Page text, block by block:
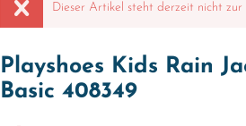
Dieser Artikel steht derzeit nicht zur
Playshoes Kids Rain
Basic 408349